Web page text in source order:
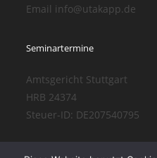
Email info@utakapp.de
Seminartermine
Amtsgericht Stuttgart
HRB 24374
Steuer-ID: DE207540795